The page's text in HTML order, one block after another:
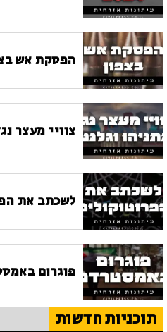
הפסקת אש
צוויי מעצר
לשכתב את
פוגרום
תוכניות חדשות